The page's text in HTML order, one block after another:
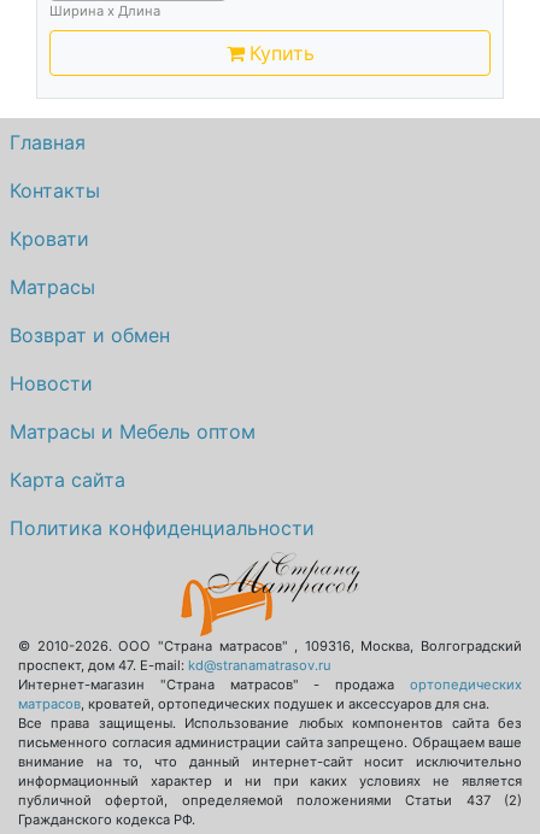
Ширина х Длина
Купить
Главная
Контакты
Кровати
Матрасы
Возврат и обмен
Новости
Матрасы и Мебель оптом
Карта сайта
Политика конфиденциальности
© 2010-2026.ООО "Страна матрасов" 109316, Москва
Волгоградский
проспект, дом 47. E-mail: kd@stranamatrasov.ru
Интернет-магазин "Страна матрасов" - продажа ортопедических
матрасов , кроватей, ортопедических подушек и аксессуаров для сна.
Все права защищены. Использование любых компонентов сайта без
письменного согласия администрации сайта запрещено. Обращаем ваше
внимание на то, что данный интернет-сайт носит исключительно
информационный характер и ни при каких условиях не является
публичной офертой, определяемой положениями Статьи 437 (2)
Гражданского кодекса РФ.